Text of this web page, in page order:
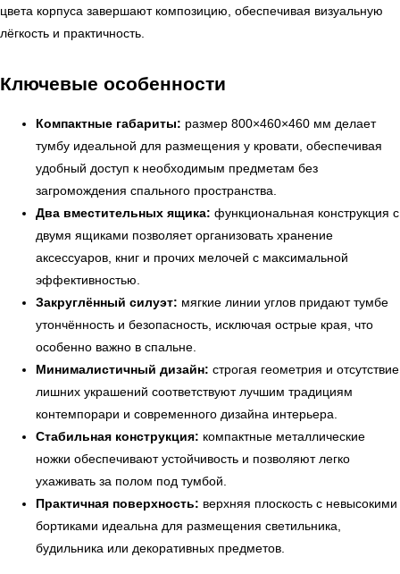
цвета корпуса завершают композицию, обеспечивая визуальную
лёгкость и практичность.
Ключевые особенности
Компактные габариты: размер 800×460×460 мм делает
тумбу идеальной для размещения у кровати, обеспечивая
удобный доступ к необходимым предметам без
загромождения спального пространства.
Два вместительных ящика: функциональная конструкция с
двумя ящиками позволяет организовать хранение
аксессуаров, книг и прочих мелочей с максимальной
эффективностью.
Закруглённый силуэт: мягкие линии углов придают тумбе
утончённость и безопасность, исключая острые края, что
особенно важно в спальне.
Минималистичный дизайн: строгая геометрия и отсутствие
лишних украшений соответствуют лучшим традициям
контемпорари и современного дизайна интерьера.
Стабильная конструкция: компактные металлические
ножки обеспечивают устойчивость и позволяют легко
ухаживать за полом под тумбой.
Практичная поверхность: верхняя плоскость с невысокими
бортиками идеальна для размещения светильника,
будильника или декоративных предметов.
← Вернуться на предыдущую страницу